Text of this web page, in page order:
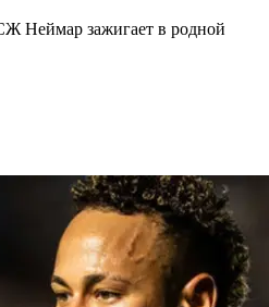
Неймар зажигает в родной